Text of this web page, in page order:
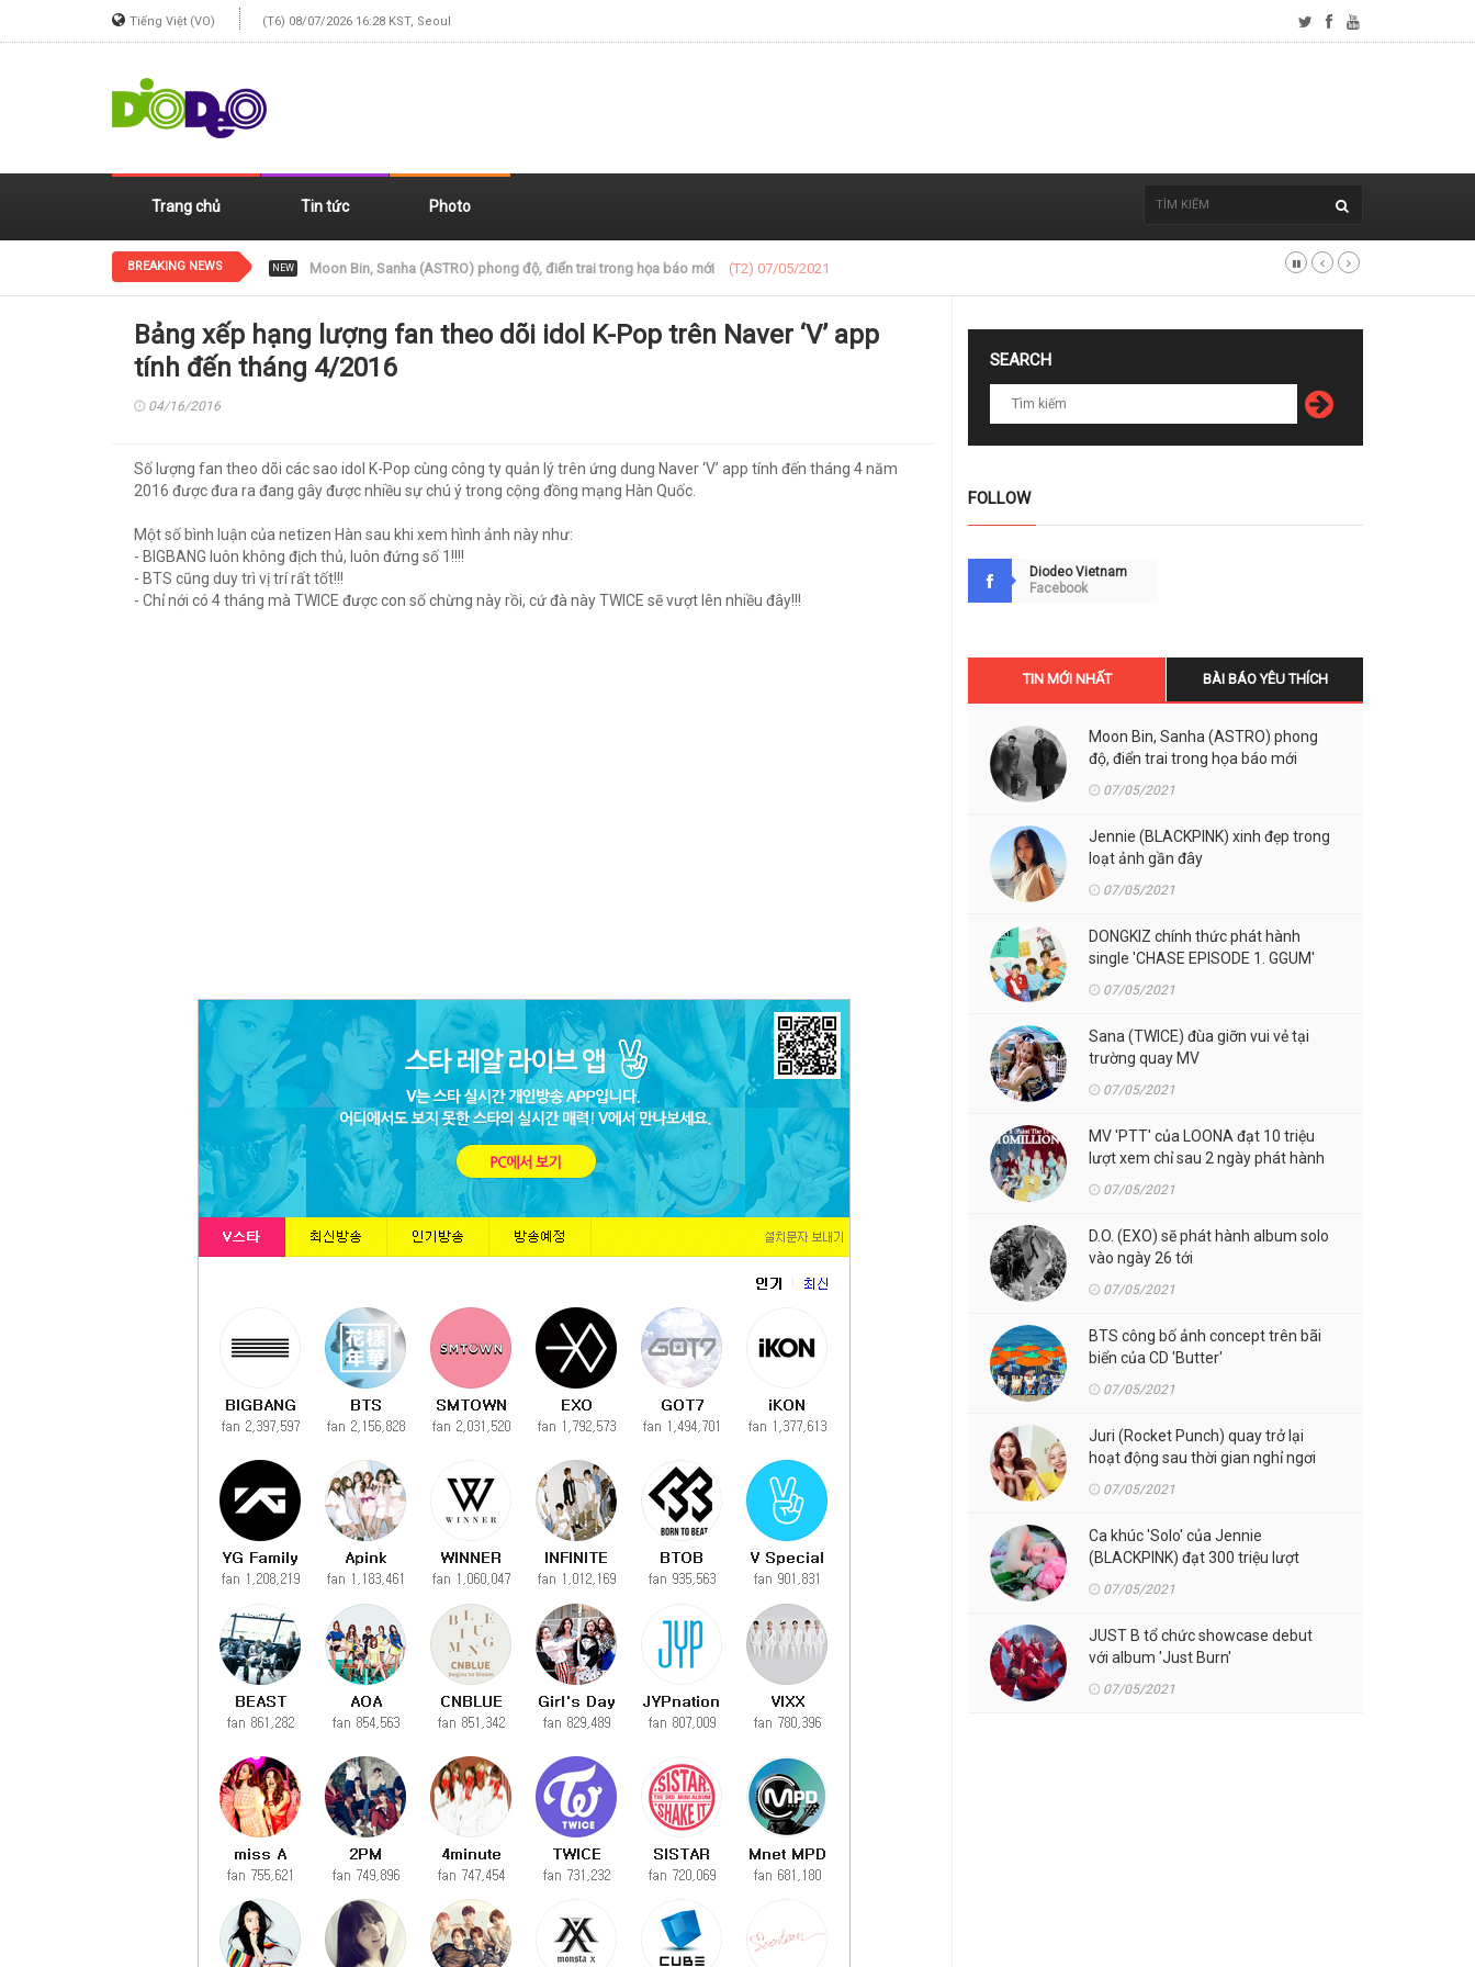
Tiếng Việt (VO) (T6) 08/07/2026 16:28 KST, Seoul
Trang chủ Tin tức Photo
BREAKING NEWS NEW Jennie (BLACKPINK) xinh đẹp trong loạt ảnh gần đây (T2) 07/05/2021
Bảng xếp hạng lượng fan theo dõi idol K-Pop trên Naver ‘V’ app
tính đến tháng 4/2016
04/16/2016
Số lượng fan theo dõi các sao idol K-Pop cùng công ty quản lý trên ứng dung Naver ‘V’ app tính đến tháng 4 năm
2016 được đưa ra đang gây được nhiều sự chú ý trong cộng đồng mạng Hàn Quốc.
Một số bình luận của netizen Hàn sau khi xem hình ảnh này như:
- BIGBANG luôn không địch thủ, luôn đứng số 1!!!!
- BTS cũng duy trì vị trí rất tốt!!!
- Chỉ nới có 4 tháng mà TWICE được con số chừng này rồi, cứ đà này TWICE sẽ vượt lên nhiều đây!!!
SEARCH
FOLLOW
Diodeo Vietnam
Facebook
TIN MỚI NHẤT BÀI BÁO YÊU THÍCH
Moon Bin, Sanha (ASTRO) phong
độ, điển trai trong họa báo mới
07/05/2021
Jennie (BLACKPINK) xinh đẹp trong
loạt ảnh gần đây
07/05/2021
DONGKIZ chính thức phát hành
single 'CHASE EPISODE 1. GGUM'
07/05/2021
Sana (TWICE) đùa giỡn vui vẻ tại
trường quay MV
07/05/2021
MV 'PTT' của LOONA đạt 10 triệu
lượt xem chỉ sau 2 ngày phát hành
07/05/2021
D.O. (EXO) sẽ phát hành album solo
vào ngày 26 tới
07/05/2021
BTS công bố ảnh concept trên bãi
biển của CD 'Butter'
07/05/2021
Juri (Rocket Punch) quay trở lại
hoạt động sau thời gian nghỉ ngơi
07/05/2021
Ca khúc 'Solo' của Jennie
(BLACKPINK) đạt 300 triệu lượt
07/05/2021
JUST B tổ chức showcase debut
với album 'Just Burn'
07/05/2021